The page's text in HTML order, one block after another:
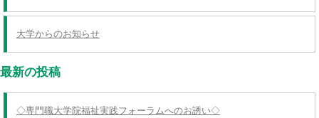
大学からのお知らせ
最新の投稿
◇専門職大学院福祉実践フォーラムへのお誘い◇